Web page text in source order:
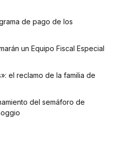
de pago de los
un Equipo Fiscal Especial
el reclamo de la familia de
del semáforo de